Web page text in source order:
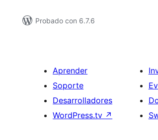
Probado con 6.7.6
Aprender
Soporte
Desarrolladores
WordPress.tv ↗